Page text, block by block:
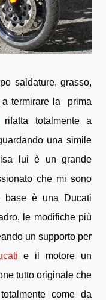
saldature, grasso,
termirare la prima
rifatta totalmente a
una simile
lui è un grande
che mi sono
base è una Ducati
le modifiche più
un supporto per
e il motore un
tutto originale che
come da